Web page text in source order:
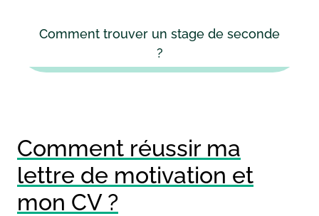
Comment trouver un stage de seconde
?
Comment réussir ma
lettre de motivation et
mon CV ?